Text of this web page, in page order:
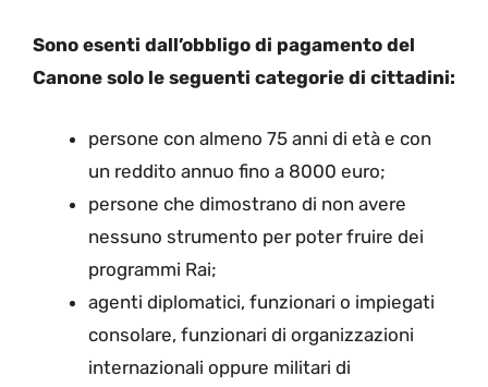
Sono esenti dall’obbligo di pagamento del
Canone solo le seguenti categorie di cittadini:
persone con almeno 75 anni di età e con
un reddito annuo fino a 8000 euro;
persone che dimostrano di non avere
nessuno strumento per poter fruire dei
programmi Rai;
agenti diplomatici, funzionari o impiegati
consolare, funzionari di organizzazioni
internazionali oppure militari di